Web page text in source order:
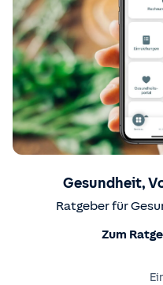
Gesundheit,
Ratgeber für
Zum